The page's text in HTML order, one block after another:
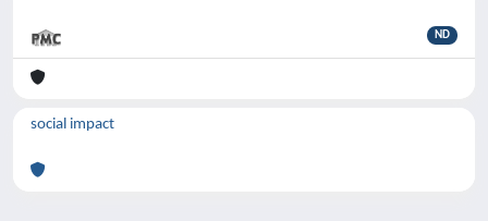
ND
social impact